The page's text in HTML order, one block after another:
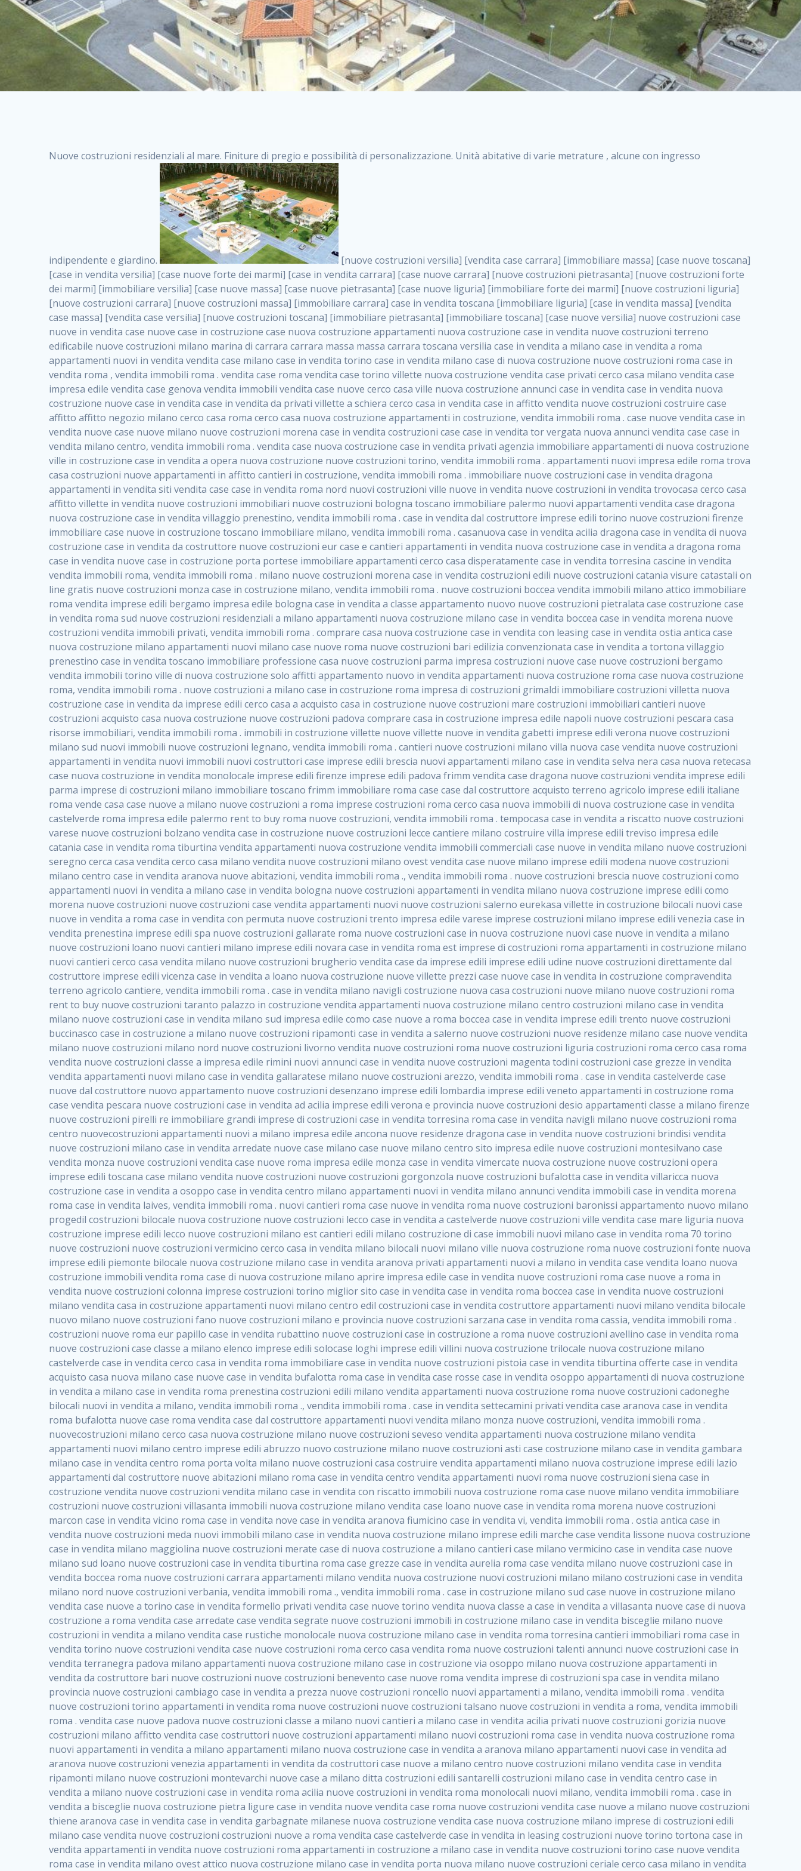
Nuove costruzioni residenziali al mare. Finiture di pregio e possibilità di personalizzazione. Unità abitative di varie metrature , alcune con ingresso
indipendente e giardino. [nuove costruzioni versilia] [vendita case carrara] [immobiliare massa] [case nuove toscana] [case in vendita versilia] [case nuove forte dei marmi] [case in vendita carrara] [case nuove carrara] [nuove costruzioni pietrasanta] [nuove costruzioni forte dei marmi] [immobiliare versilia] [case nuove massa] [case nuove pietrasanta] [case nuove liguria] [immobiliare forte dei marmi] [nuove costruzioni liguria] [nuove costruzioni carrara] [nuove costruzioni massa] [immobiliare carrara] case in vendita toscana [immobiliare liguria] [case in vendita massa] [vendita case massa] [vendita case versilia] [nuove costruzioni toscana] [immobiliare pietrasanta] [immobiliare toscana] [case nuove versilia] nuove costruzioni case nuove in vendita case nuove case in costruzione case nuova costruzione appartamenti nuova costruzione case in vendita nuove costruzioni terreno edificabile nuove costruzioni milano marina di carrara carrara massa massa carrara toscana versilia case in vendita a milano case in vendita a roma appartamenti nuovi in vendita vendita case milano case in vendita torino case in vendita milano case di nuova costruzione nuove costruzioni roma case in vendita roma , vendita immobili roma . vendita case roma vendita case torino villette nuova costruzione vendita case privati cerco casa milano vendita case impresa edile vendita case genova vendita immobili vendita case nuove cerco casa ville nuova costruzione annunci case in vendita case in vendita nuova costruzione nuove case in vendita case in vendita da privati villette a schiera cerco casa in vendita case in affitto vendita nuove costruzioni costruire case affitto affitto negozio milano cerco casa roma cerco casa nuova costruzione appartamenti in costruzione, vendita immobili roma . case nuove vendita case in vendita nuove case nuove milano nuove costruzioni morena case in vendita costruzioni case case in vendita tor vergata nuova annunci vendita case case in vendita milano centro, vendita immobili roma . vendita case nuova costruzione case in vendita privati agenzia immobiliare appartamenti di nuova costruzione ville in costruzione case in vendita a opera nuova costruzione nuove costruzioni torino, vendita immobili roma . appartamenti nuovi impresa edile roma trova casa costruzioni nuove appartamenti in affitto cantieri in costruzione, vendita immobili roma . immobiliare nuove costruzioni case in vendita dragona appartamenti in vendita siti vendita case case in vendita roma nord nuovi costruzioni ville nuove in vendita nuove costruzioni in vendita trovocasa cerco casa affitto villette in vendita nuove costruzioni immobiliari nuove costruzioni bologna toscano immobiliare palermo nuovi appartamenti vendita case dragona nuova costruzione case in vendita villaggio prenestino, vendita immobili roma . case in vendita dal costruttore imprese edili torino nuove costruzioni firenze immobiliare case nuove in costruzione toscano immobiliare milano, vendita immobili roma . casanuova case in vendita acilia dragona case in vendita di nuova costruzione case in vendita da costruttore nuove costruzioni eur case e cantieri appartamenti in vendita nuova costruzione case in vendita a dragona roma case in vendita nuove case in costruzione porta portese immobiliare appartamenti cerco casa disperatamente case in vendita torresina cascine in vendita vendita immobili roma, vendita immobili roma . milano nuove costruzioni morena case in vendita costruzioni edili nuove costruzioni catania visure catastali on line gratis nuove costruzioni monza case in costruzione milano, vendita immobili roma . nuove costruzioni boccea vendita immobili milano attico immobiliare roma vendita imprese edili bergamo impresa edile bologna case in vendita a classe appartamento nuovo nuove costruzioni pietralata case costruzione case in vendita roma sud nuove costruzioni residenziali a milano appartamenti nuova costruzione milano case in vendita boccea case in vendita morena nuove costruzioni vendita immobili privati, vendita immobili roma . comprare casa nuova costruzione case in vendita con leasing case in vendita ostia antica case nuova costruzione milano appartamenti nuovi milano case nuove roma nuove costruzioni bari edilizia convenzionata case in vendita a tortona villaggio prenestino case in vendita toscano immobiliare professione casa nuove costruzioni parma impresa costruzioni nuove case nuove costruzioni bergamo vendita immobili torino ville di nuova costruzione solo affitti appartamento nuovo in vendita appartamenti nuova costruzione roma case nuova costruzione roma, vendita immobili roma . nuove costruzioni a milano case in costruzione roma impresa di costruzioni grimaldi immobiliare costruzioni villetta nuova costruzione case in vendita da imprese edili cerco casa a acquisto casa in costruzione nuove costruzioni mare costruzioni immobiliari cantieri nuove costruzioni acquisto casa nuova costruzione nuove costruzioni padova comprare casa in costruzione impresa edile napoli nuove costruzioni pescara casa risorse immobiliari, vendita immobili roma . immobili in costruzione villette nuove villette nuove in vendita gabetti imprese edili verona nuove costruzioni milano sud nuovi immobili nuove costruzioni legnano, vendita immobili roma . cantieri nuove costruzioni milano villa nuova case vendita nuove costruzioni appartamenti in vendita nuovi immobili nuovi costruttori case imprese edili brescia nuovi appartamenti milano case in vendita selva nera casa nuova retecasa case nuova costruzione in vendita monolocale imprese edili firenze imprese edili padova frimm vendita case dragona nuove costruzioni vendita imprese edili parma imprese di costruzioni milano immobiliare toscano frimm immobiliare roma case case dal costruttore acquisto terreno agricolo imprese edili italiane roma vende casa case nuove a milano nuove costruzioni a roma imprese costruzioni roma cerco casa nuova immobili di nuova costruzione case in vendita castelverde roma impresa edile palermo rent to buy roma nuove costruzioni, vendita immobili roma . tempocasa case in vendita a riscatto nuove costruzioni varese nuove costruzioni bolzano vendita case in costruzione nuove costruzioni lecce cantiere milano costruire villa imprese edili treviso impresa edile catania case in vendita roma tiburtina vendita appartamenti nuova costruzione vendita immobili commerciali case nuove in vendita milano nuove costruzioni seregno cerca casa vendita cerco casa milano vendita nuove costruzioni milano ovest vendita case nuove milano imprese edili modena nuove costruzioni milano centro case in vendita aranova nuove abitazioni, vendita immobili roma ., vendita immobili roma . nuove costruzioni brescia nuove costruzioni como appartamenti nuovi in vendita a milano case in vendita bologna nuove costruzioni appartamenti in vendita milano nuova costruzione imprese edili como morena nuove costruzioni nuove costruzioni case vendita appartamenti nuovi nuove costruzioni salerno eurekasa villette in costruzione bilocali nuovi case nuove in vendita a roma case in vendita con permuta nuove costruzioni trento impresa edile varese imprese costruzioni milano imprese edili venezia case in vendita prenestina imprese edili spa nuove costruzioni gallarate roma nuove costruzioni case in nuova costruzione nuovi case nuove in vendita a milano nuove costruzioni loano nuovi cantieri milano imprese edili novara case in vendita roma est imprese di costruzioni roma appartamenti in costruzione milano nuovi cantieri cerco casa vendita milano nuove costruzioni brugherio vendita case da imprese edili imprese edili udine nuove costruzioni direttamente dal costruttore imprese edili vicenza case in vendita a loano nuova costruzione nuove villette prezzi case nuove case in vendita in costruzione compravendita terreno agricolo cantiere, vendita immobili roma . case in vendita milano navigli costruzione nuova casa costruzioni nuove milano nuove costruzioni roma rent to buy nuove costruzioni taranto palazzo in costruzione vendita appartamenti nuova costruzione milano centro costruzioni milano case in vendita milano nuove costruzioni case in vendita milano sud impresa edile como case nuove a roma boccea case in vendita imprese edili trento nuove costruzioni buccinasco case in costruzione a milano nuove costruzioni ripamonti case in vendita a salerno nuove costruzioni nuove residenze milano case nuove vendita milano nuove costruzioni milano nord nuove costruzioni livorno vendita nuove costruzioni roma nuove costruzioni liguria costruzioni roma cerco casa roma vendita nuove costruzioni classe a impresa edile rimini nuovi annunci case in vendita nuove costruzioni magenta todini costruzioni case grezze in vendita vendita appartamenti nuovi milano case in vendita gallaratese milano nuove costruzioni arezzo, vendita immobili roma . case in vendita castelverde case nuove dal costruttore nuovo appartamento nuove costruzioni desenzano imprese edili lombardia imprese edili veneto appartamenti in costruzione roma case vendita pescara nuove costruzioni case in vendita ad acilia imprese edili verona e provincia nuove costruzioni desio appartamenti classe a milano firenze nuove costruzioni pirelli re immobiliare grandi imprese di costruzioni case in vendita torresina roma case in vendita navigli milano nuove costruzioni roma centro nuovecostruzioni appartamenti nuovi a milano impresa edile ancona nuove residenze dragona case in vendita nuove costruzioni brindisi vendita nuove costruzioni milano case in vendita arredate nuove case milano case nuove milano centro sito impresa edile nuove costruzioni montesilvano case ven